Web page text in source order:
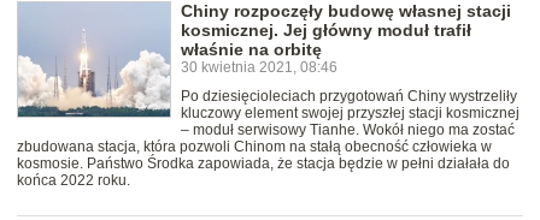
Chiny rozpoczęły budowę własnej stacji
kosmicznej. Jej główny moduł trafił
właśnie na orbitę
30 kwietnia 2021, 08:46
Po dziesięcioleciach przygotowań Chiny wystrzeliły
kluczowy element swojej przyszłej stacji kosmicznej
– moduł serwisowy Tianhe. Wokół niego ma zostać
zbudowana stacja, która pozwoli Chinom na stałą obecność człowieka w
kosmosie. Państwo Środka zapowiada, że stacja będzie w pełni działała do
końca 2022 roku.